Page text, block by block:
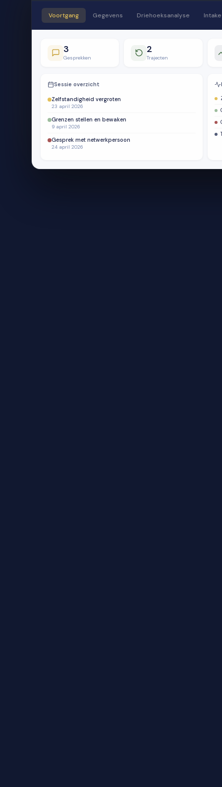
Voortgang Gegevens Driehoeksanalyse Intake
3
Gesprekken
2
Trajecten
Sessie overzicht
Zelfstandigheid vergroten
23 april 2026
Grenzen stellen en bewaken
9 april 2026
Gesprek met netwerkpersoon
24 april 2026